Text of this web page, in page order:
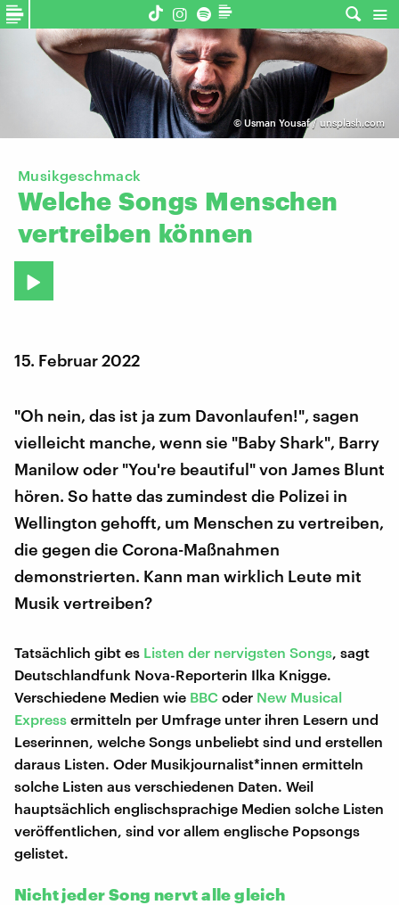
©Usman Yousaf / unsplash.com
Musikgeschmack
Welche Songs Menschen
vertreiben können
15. Februar 2022
"Oh nein, das ist ja zum Davonlaufen!", sagen
vielleicht manche, wenn sie "Baby Shark", Barry
Manilow oder "You're beautiful" von James Blunt
hören. So hatte das zumindest die Polizei in
Wellington gehofft, um Menschen zu vertreiben,
die gegen die Corona-Maßnahmen
demonstrierten. Kann man wirklich Leute mit
Musik vertreiben?
Tatsächlich gibt es Listen der nervigsten Songs , sagt
Deutschlandfunk Nova-Reporterin Ilka Knigge.
Verschiedene Medien wie BBC oder New Musical
Express ermitteln per Umfrage unter ihren Lesern und
Leserinnen, welche Songs unbeliebt sind und erstellen
daraus Listen. Oder Musikjournalist*innen ermitteln
solche Listen aus verschiedenen Daten. Weil
hauptsächlich englischsprachige Medien solche Listen
veröffentlichen, sind vor allem englische Popsongs
gelistet.
Nicht jeder Song nervt alle gleich